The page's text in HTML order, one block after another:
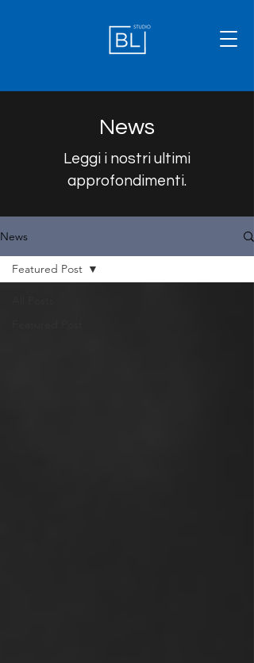
News
Leggi i nostri ultimi
approfondimenti.
News
Featured Post